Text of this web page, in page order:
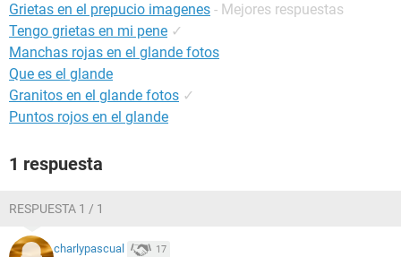
Grietas en el prepucio imagenes - Mejores respuestas
Tengo grietas en mi pene ✓
Manchas rojas en el glande fotos
Que es el glande
Granitos en el glande fotos ✓
Puntos rojos en el glande
1 respuesta
RESPUESTA 1 / 1
charlypascual 17